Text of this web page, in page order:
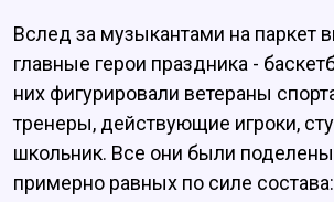
Вслед за музыкантами на паркет
главные герои праздника -
них фигурировали ветераны
тренеры, действующие игроки,
школьник. Все они были
примерно равных по силе